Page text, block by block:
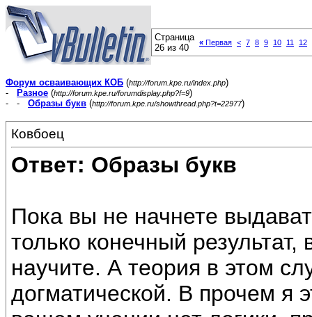
Страница
26 из 40
« Первая < 7 8 9 10 11 12
Форум осваивающих КОБ (http://forum.kpe.ru/index.php)
-
Разное (http://forum.kpe.ru/forumdisplay.php?f=9)
- - Образы букв (http://forum.kpe.ru/showthread.php?t=22977)
Ковбоец
Ответ: Образы букв
Пока вы не начнете
только конечный
научите. А теория в этом
догматической. В прочем я